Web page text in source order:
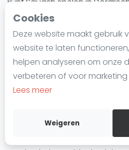
Cookies
Deze website maakt gebruik
website te laten
helpen analyseren om onze
verbeteren of voor
Lees meer
Weigeren
Squash
Squash Den Haag
baan reserveren.
Dordrecht biedt een divers
Squashbanen. Alle
indoor.
Squashbanen in Dordrecht
iedereen die deze trend wil
vaardigheden wil verbeteren.
training, informele